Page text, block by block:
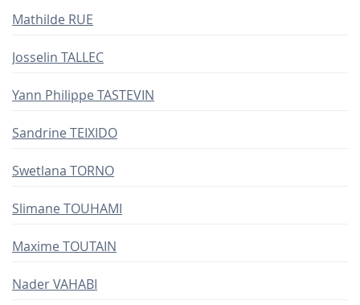
Mathilde RUE
Josselin TALLEC
Yann Philippe TASTEVIN
Sandrine TEIXIDO
Swetlana TORNO
Slimane TOUHAMI
Maxime TOUTAIN
Nader VAHABI